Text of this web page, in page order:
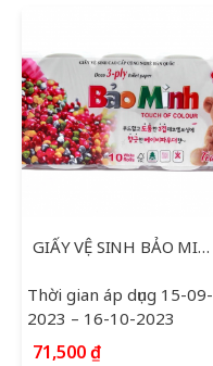
GIẤY VỆ SINH BẢO MINH TOUCH OF COLOR KHÔNG LÕI 10 CUỘN
Thời gian áp dụng 15-09-
2023 – 16-10-2023
71,500₫